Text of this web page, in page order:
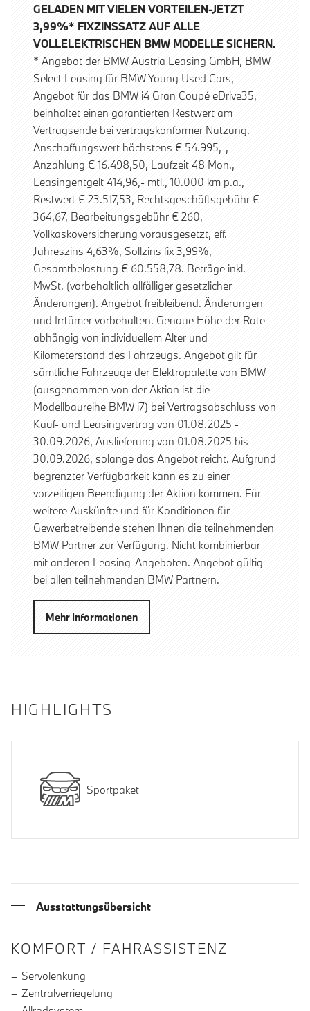
GELADEN MIT VIELEN VORTEILEN-JETZT
3,99%* FIXZINSSATZ AUF ALLE
VOLLELEKTRISCHEN BMW MODELLE SICHERN.
* Angebot der BMW Austria Leasing GmbH, BMW
Select Leasing für BMW Young Used Cars,
Angebot für das BMW i4 Gran Coupé eDrive35,
beinhaltet einen garantierten Restwert am
Vertragsende bei vertragskonformer Nutzung.
Anschaffungswert höchstens € 54.995,-,
Anzahlung € 16.498,50, Laufzeit 48 Mon.,
Leasingentgelt 414,96,- mtl., 10.000 km p.a.,
Restwert € 23.517,53, Rechtsgeschäftsgebühr €
364,67, Bearbeitungsgebühr € 260,
Vollkaskoversicherung vorausgesetzt, eff.
Jahreszins 4,63%, Sollzins fix 3,99%,
Gesamtbelastung € 60.558,78. Beträge inkl.
MwSt. (vorbehaltlich allfälliger gesetzlicher
Änderungen). Angebot freibleibend. Änderungen
und Irrtümer vorbehalten. Genaue Höhe der Rate
abhängig von individuellem Alter und
Kilometerstand des Fahrzeugs. Angebot gilt für
sämtliche Fahrzeuge der Elektropalette von BMW
(ausgenommen von der Aktion ist die
Modellbaureihe BMW i7) bei Vertragsabschluss von
Kauf- und Leasingvertrag von 01.08.2025 -
30.09.2026, Auslieferung von 01.08.2025 bis
30.09.2026, solange das Angebot reicht. Aufgrund
begrenzter Verfügbarkeit kann es zu einer
vorzeitigen Beendigung der Aktion kommen. Für
weitere Auskünfte und für Konditionen für
Gewerbetreibende stehen Ihnen die teilnehmenden
BMW Partner zur Verfügung. Nicht kombinierbar
mit anderen Leasing-Angeboten. Angebot gültig
bei allen teilnehmenden BMW Partnern.
Mehr Informationen
HIGHLIGHTS
Sportpaket
Ausstattungsübersicht
INFORMATIONEN ÜBER DIE
KOMFORT / FAHRASSISTENZ
Servolenkung
Zentralverriegelung